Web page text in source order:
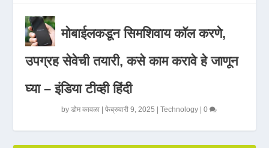
मोबाईलकडून सिमशिवाय कॉल करणे,
उपग्रह सेवेची तयारी, कसे काम करावे हे जाणून
घ्या – इंडिया टीव्ही हिंदी
byडोम कावळा |फेब्रुवारी 9, 2025 |Technology |0